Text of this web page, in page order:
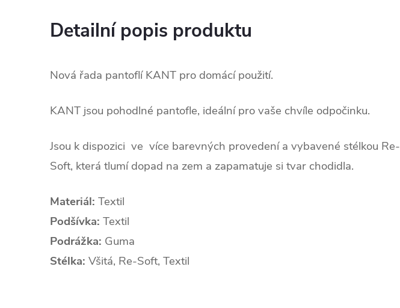
Detailní popis produktu
Nová řada pantoflí KANT pro domácí použití.
KANT jsou pohodlné pantofle, ideální pro vaše chvíle odpočinku.
Jsou k dispozici ve více barevných provedení a vybavené stélkou Re-
Soft, která tlumí dopad na zem a zapamatuje si tvar chodidla.
Materiál: Textil
Podšívka: Textil
Podrážka: Guma
Stélka: Všitá, Re-Soft, Textil